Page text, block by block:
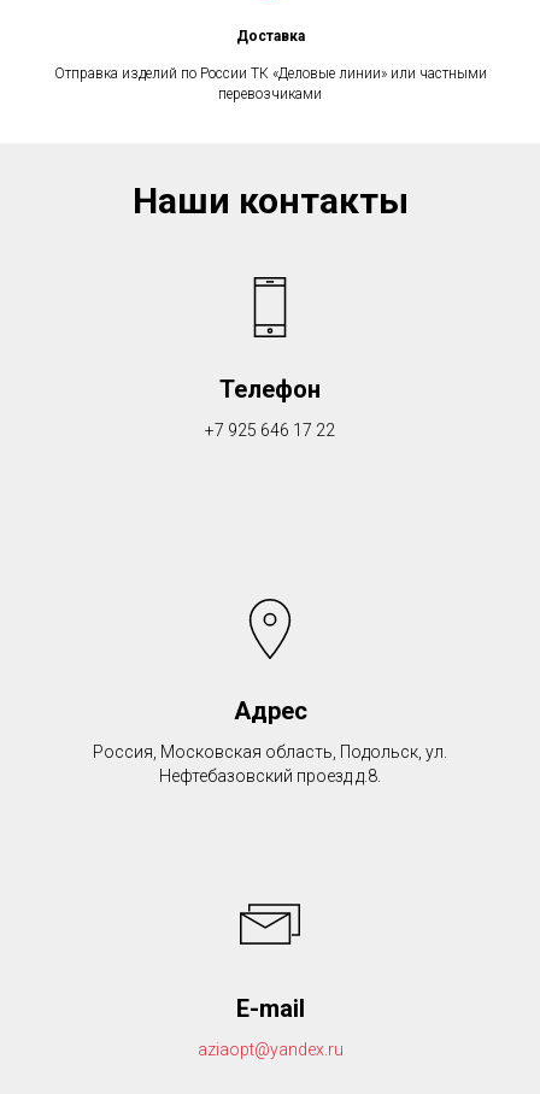
Доставка
Отправка изделий по России ТК «Деловые линии» или частными
перевозчиками
Наши контакты
Телефон
+7 925 646 17 22
Адрес
Россия, Московская область, Подольск, ул.
Нефтебазовский проезд д.8.
E-mail
aziaopt@yandex.ru